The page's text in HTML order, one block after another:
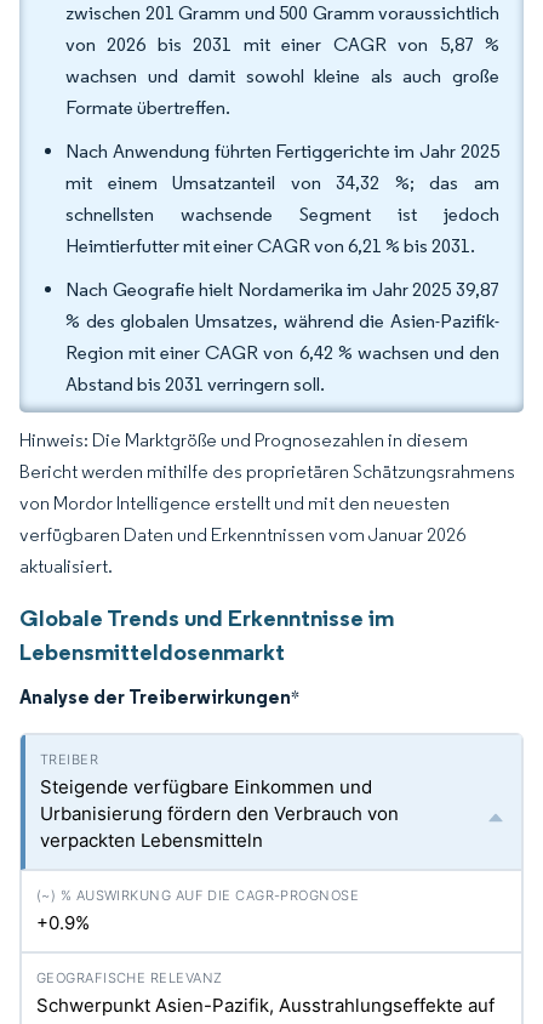
zwischen 201 Gramm und 500 Gramm voraussichtlich
von 2026 bis 2031 mit einer CAGR von 5,87 %
wachsen und damit sowohl kleine als auch große
Formate übertreffen.
Nach Anwendung führten Fertiggerichte im Jahr 2025
mit einem Umsatzanteil von 34,32 %; das am
schnellsten wachsende Segment ist jedoch
Heimtierfutter mit einer CAGR von 6,21 % bis 2031.
Nach Geografie hielt Nordamerika im Jahr 2025 39,87
% des globalen Umsatzes, während die Asien-Pazifik-
Region mit einer CAGR von 6,42 % wachsen und den
Abstand bis 2031 verringern soll.
Hinweis: Die Marktgröße und Prognosezahlen in diesem
Bericht werden mithilfe des proprietären Schätzungsrahmens
von Mordor Intelligence erstellt und mit den neuesten
verfügbaren Daten und Erkenntnissen vom Januar 2026
aktualisiert.
Globale Trends und Erkenntnisse im
Lebensmitteldosenmarkt
Analyse der Treiberwirkungen*
Steigende verfügbare Einkommen und
Urbanisierung fördern den Verbrauch von
verpackten Lebensmitteln
+0.9%
Schwerpunkt Asien-Pazifik, Ausstrahlungseffekte auf